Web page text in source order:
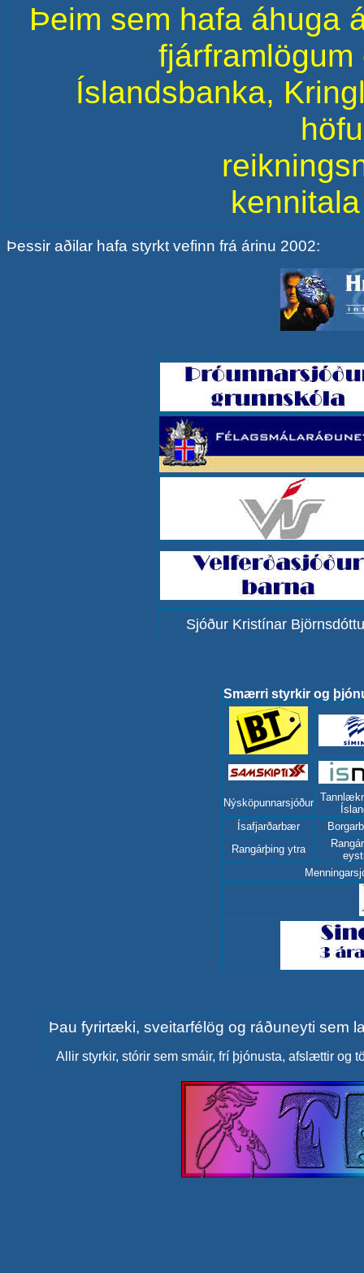
Þeim sem hafa áhuga
Íslandsbanka,
Þessir aðilar hafa styrkt vefinn frá árinu 2002:
Sjóður Kristínar
Smærri styrkir og
Nýsköpunnarsjóður
Ísafjarðarbær
Rangárþing ytra
Þau fyrirtæki, sveitarfélög og ráðuneyti sem
Allir styrkir, stórir sem smáir, frí þjónusta, afslættir og